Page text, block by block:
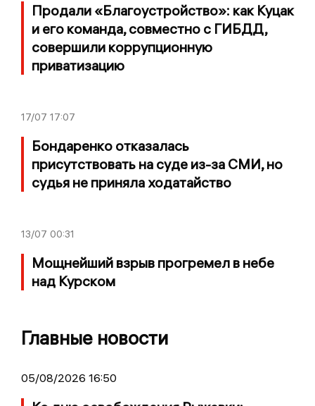
Продали «Благоустройство»: как Куцак
и его команда, совместно с ГИБДД,
совершили коррупционную
приватизацию
17/07 17:07
Бондаренко отказалась
присутствовать на суде из-за СМИ, но
судья не приняла ходатайство
13/07 00:31
Мощнейший взрыв прогремел в небе
над Курском
Главные новости
05/08/2026 16:50